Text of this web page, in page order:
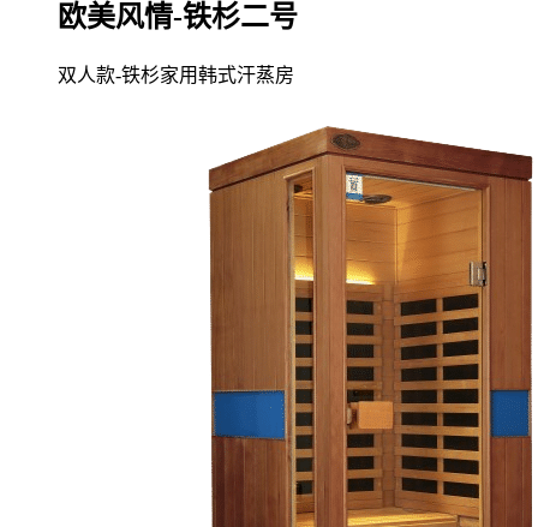
欧美风情-铁杉二号
双人款-铁杉家用韩式汗蒸房